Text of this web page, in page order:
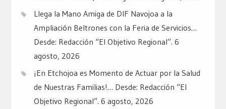
Llega la Mano Amiga de DIF Navojoa a la
Ampliación Beltrones con la Feria de Servicios…
Desde: Redacción “El Objetivo Regional”. 6
agosto, 2026
¡En Etchojoa es Momento de Actuar por la Salud
de Nuestras Familias!… Desde: Redacción “El
Objetivo Regional”. 6 agosto, 2026